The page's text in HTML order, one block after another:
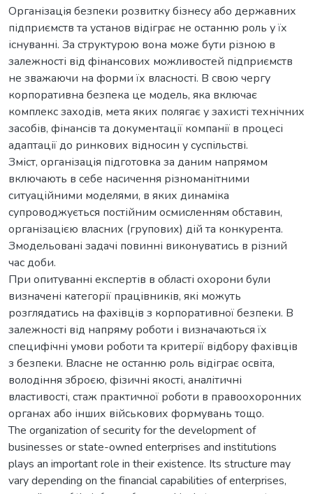
Організація безпеки розвитку бізнесу або державних
підприємств та установ відіграє не останню роль у їх
існуванні. За структурою вона може бути різною в
залежності від фінансових можливостей підприємств
не зважаючи на форми їх власності. В свою чергу
корпоративна безпека це модель, яка включає
комплекс заходів, мета яких полягає у захисті технічних
засобів, фінансів та документації компанії в процесі
адаптації до ринкових відносин у суспільстві.
Зміст, організація підготовка за даним напрямом
включають в себе насичення різноманітними
ситуаційними моделями, в яких динаміка
супроводжується постійним осмисленням обставин,
організацією власних (групових) дій та конкурента.
Змодельовані задачі повинні виконуватись в різний
час доби.
При опитуванні експертів в області охорони були
визначені категорії працівників, які можуть
розглядатись на фахівців з корпоративної безпеки. В
залежності від напряму роботи і визначаються їх
специфічні умови роботи та критерії відбору фахівців
з безпеки. Власне не останню роль відіграє освіта,
володіння зброєю, фізичні якості, аналітичні
властивості, стаж практичної роботи в правоохоронних
органах або інших військових формувань тощо.
The organization of security for the development of
businesses or state-owned enterprises and institutions
plays an important role in their existence. Its structure may
vary depending on the financial capabilities of enterprises,